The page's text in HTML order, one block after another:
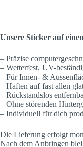
—
Unsere Sticker auf
– Präzise
– Wetterfest, UV-
– Für Innen- &
– Haften auf fast allen
– Rückstandslos
– Ohne störenden
– Individuell für dich
Die Lieferung erfolgt
Nach dem Anbringen